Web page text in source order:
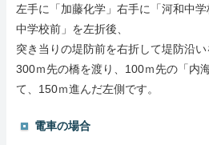
左手に「加藤化学」右手に「河和中
中学校前」を左折後、
突き当りの堤防前を右折して堤防沿い
300ｍ先の橋を渡り、100ｍ先の「内
て、150ｍ進んだ左側です。
電車の場合